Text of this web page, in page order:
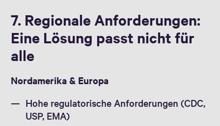
7. Regionale Anforderungen:
Eine Lösung passt nicht für
alle
Nordamerika & Europa
Hohe regulatorische Anforderungen (CDC,
USP, EMA)